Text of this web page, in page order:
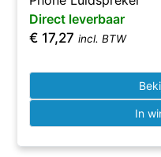
Direct leverbaar
€ 17,27 incl. BTW
In